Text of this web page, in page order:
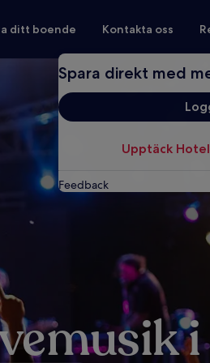
ditt boende Kontakta oss
Spara direkt med
Upptäck
Feedback
i